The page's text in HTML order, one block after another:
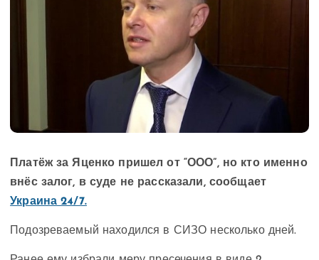
Платёж за Яценко пришел от “ООО”, но кто именно
внёс залог, в суде не рассказали, сообщает
Украина 24/7.
Подозреваемый находился в СИЗО несколько дней.